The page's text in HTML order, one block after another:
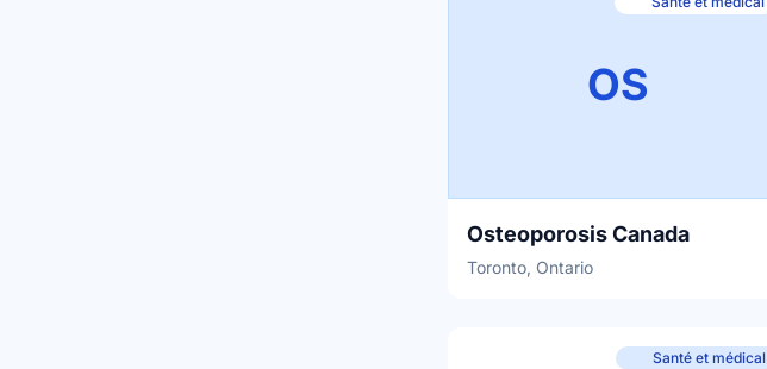
OS
Osteoporosis Canada
Toronto, Ontario
Santé et médical